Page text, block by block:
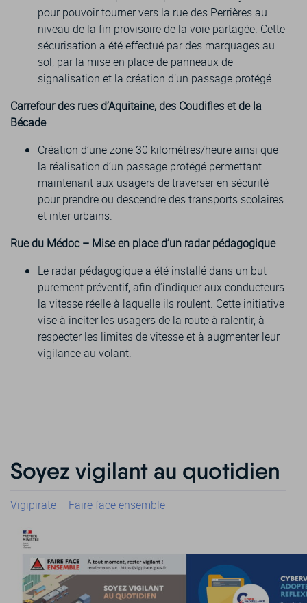
pour pouvoir tourner vers la rue des Perrières au
niveau de la fin provisoire de la voie partagée. Cette
sécurisation a été effectué par des marquages au
sol, par la mise en place de panneaux de
signalisation et la création d’un passage protégé.
Carrefour des rues d’Aquitaine, des Coudifles et de la
Bécade
Création d’une zone 30 kilomètres/heure ainsi que
la réalisation d’un passage protégé permettant
maintenant aux usagers de traverser en sécurité
pour prendre ou descendre des transports scolaires
et inter urbains.
Rue du Médoc – Mise en place d’un radar pédagogique
Le radar pédagogique a été installé dans un but
purement préventif, afin d’indiquer aux conducteurs
la vitesse réelle à laquelle ils roulent. Cette initiative
vise à inciter les usagers de la route à ralentir, à
respecter les limites de vitesse et à augmenter leur
vigilance au volant.
Soyez vigilant au quotidien
Vigipirate – Faire face ensemble